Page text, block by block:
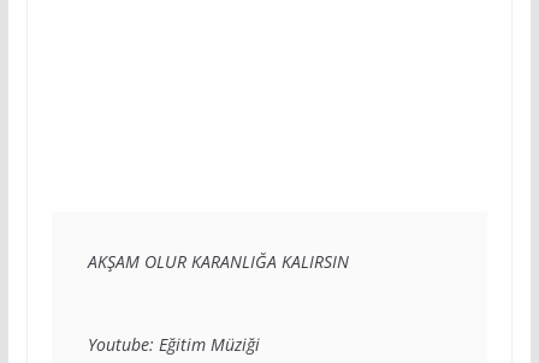
AKŞAM OLUR KARANLIĞA KALIRSIN
Youtube: Eğitim Müziği